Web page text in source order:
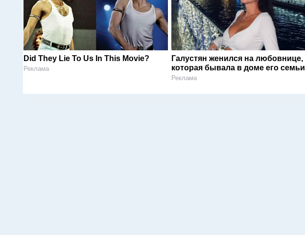
Did They Lie To Us In This Movie?
Реклама
Галустян женился на любовнице,
которая бывала в доме его семьи
Реклама